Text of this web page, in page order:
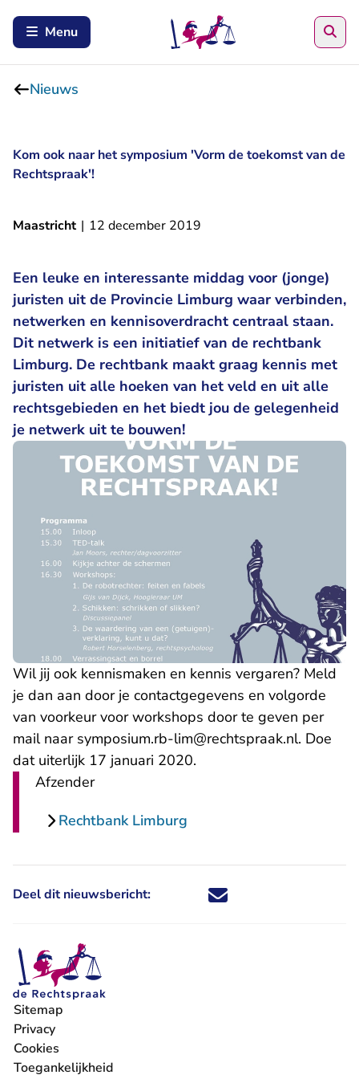
Menu
Nieuws
Kom ook naar het symposium 'Vorm de toekomst van de
Rechtspraak'!
Maastricht | 12 december 2019
Een leuke en interessante middag voor (jonge)
juristen uit de Provincie Limburg waar verbinden,
netwerken en kennisoverdracht centraal staan.
Dit netwerk is een initiatief van de rechtbank
Limburg. De rechtbank maakt graag kennis met
juristen uit alle hoeken van het veld en uit alle
rechtsgebieden en het biedt jou de gelegenheid
je netwerk uit te bouwen!
Wil jij ook kennismaken en kennis vergaren? Meld
je dan aan door je contactgegevens en volgorde
van voorkeur voor workshops door te geven per
mail naar symposium.rb-lim@rechtspraak.nl- U
. Doe
dat uiterlijk 17 januari 2020.
Afzender
Rechtbank Limburg
Deel dit nieuwsbericht: Deel dit nieuwsbericht via X -
Deel dit nieuwsbericht via
Deel dit nieuwsbericht
Deel dit
Sitemap
Privacy
Cookies
Toegankelijkheid